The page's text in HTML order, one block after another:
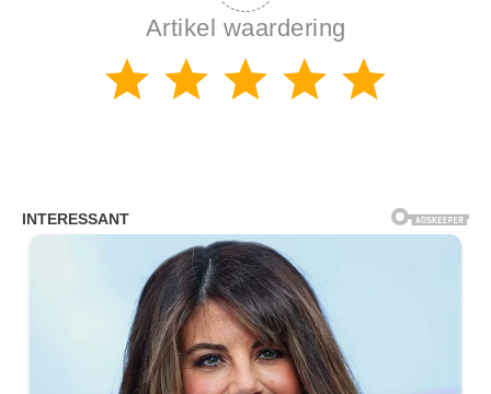
Artikel waardering